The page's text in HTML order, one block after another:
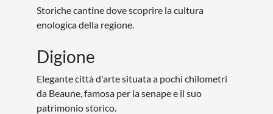
Storiche cantine dove scoprire la cultura
enologica della regione.
Digione
Elegante città d'arte situata a pochi chilometri
da Beaune, famosa per la senape e il suo
patrimonio storico.